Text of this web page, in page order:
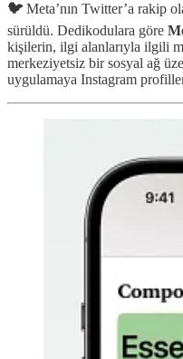
🐦Meta’nın Twitter’a rakip
sürüldü. Dedikodulara göre
kişilerin, ilgi alanlarıyla ilgili
merkeziyetsiz bir sosyal ağ
uygulamaya Instagram